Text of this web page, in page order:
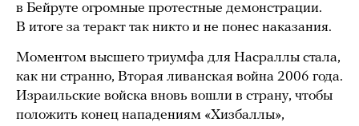
в Бейруте огромные протестные демонстрации.
В итоге за теракт так никто и не понес наказания.
Моментом высшего триумфа для Насраллы стала,
как ни странно, Вторая ливанская война 2006 года.
Израильские войска вновь вошли в страну, чтобы
положить конец нападениям «Хизбаллы»,